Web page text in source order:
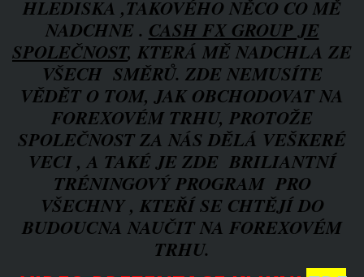
HLEDISKA ,TAKOVÉHO NĚCO CO MĚ
NADCHNE . CASH FX GROUP JE
SPOLEČNOST, KTERÁ MĚ NADCHLA ZE
VŠECH SMĚRŮ. ZDE NEMUSÍTE
VĚDĚT O TOM, JAK OBCHODOVAT NA
FOREXOVÉM TRHU, PROTOŽE
SPOLEČNOST ZA NÁS DĚLÁ VEŠKERÉ
VECI , A TAKÉ JE ZDE BRILIANTNÍ
TRÉNINGOVÝ PROGRAM PRO
VŠECHNY , KTEŘÍ SE CHTĚJÍ DO
BUDOUCNA NAUČIT NA FOREXOVÉM
TRHU.